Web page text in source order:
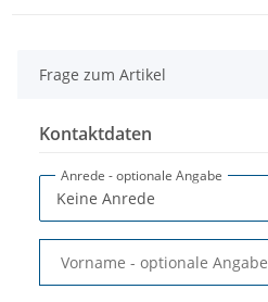
Frage zum Artikel
Kontaktdaten
Anrede - optionale Angabe
Vorname - optionale Angabe